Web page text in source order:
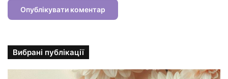
Вибрані публікації